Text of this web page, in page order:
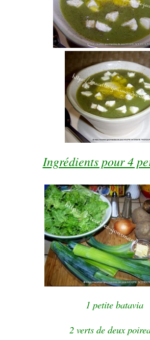
Ingrédients pour 4
1 petite batavia
2 verts de deux